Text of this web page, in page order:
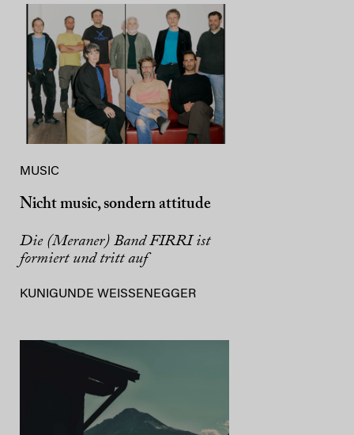
MUSIC
Nicht music, sondern attitude
Die (Meraner) Band FIRRI ist
formiert und tritt auf
KUNIGUNDE WEISSENEGGER